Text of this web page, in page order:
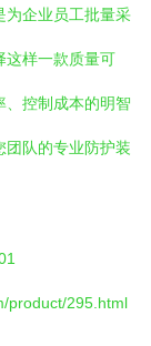
为企业员工批量采
这样一款质量可
、控制成本的明智
团队的专业防护装
product/295.html